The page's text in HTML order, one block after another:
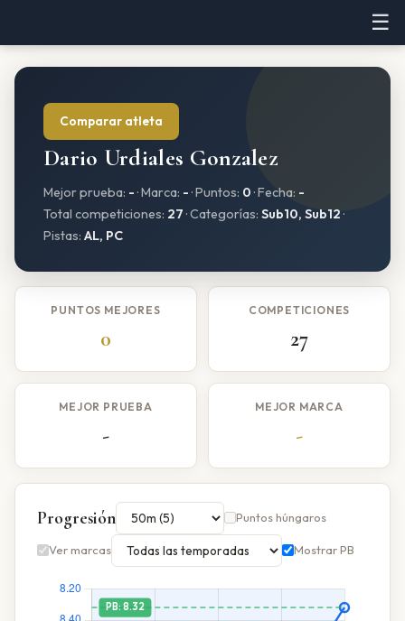
☰
Comparar atleta
Dario Urdiales Gonzalez
Mejor prueba: - · Marca: - · Puntos: 0 · Fecha: -
Total competiciones: 27 · Categorías: Sub10, Sub12 ·
Pistas: AL, PC
PUNTOS MEJORES
0
COMPETICIONES
27
MEJOR PRUEBA
-
MEJOR MARCA
-
Progresión Puntos húngaros
Ver marcas Mostrar PB